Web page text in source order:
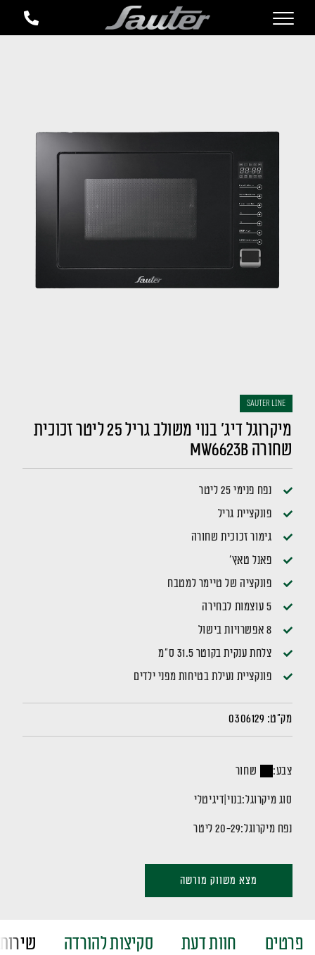
sauter LINE
מיקרוגל דיג' בנוי משולב גריל 25 ליטר זכוכית
שחורה MW6623B
נפח פנימי 25 ליטר
פונקציית גריל
גימור זכוכית שחורה
פאנל טאץ'
פונקציה של טיימר למטבח
5 עוצמות לבחירה
8 אפשרויות בישול
צלחת ענקית בקוטר 31.5 ס"מ
פונקציית נעילת בטיחות מפני ילדים
מק"ט: 0306129
צבע: שחור
סוג מיקרוגל:בנוי דיגיטלי
נפח מיקרוגל:20-29 ליטר
מצא משווק מורשה
פרטים חוות דעת סקיצות להורדה